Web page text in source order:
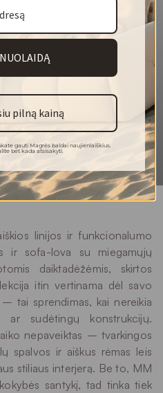
90 000
4/5
linijos ir funkcionalumo
ir sofa-lova su miegamųjų
daiktadėžėmis, skirtos
itin vertinama dėl savo
tai sprendimas, kai nereikia
ar sudėtingų konstrukcijų.
nepaveiktas – tvarkingos
spalvos ir aiškus rėmas leis
stiliaus interjerą. Be to, MM
santykį, tad tinka tiek
pilną kainą
gauti Magrės baldai naujienlaiškius.
bet kada atsisakyti.